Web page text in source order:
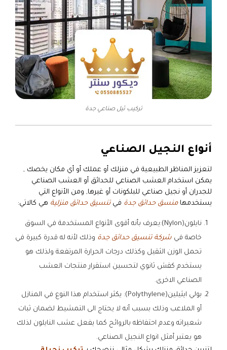
تركيب ثيل صناعي جدة
أنواع النجيل الصناعي
لتعزيز المناظر الطبيعية في منزلك أو عملك أو أي مكان يخصك ,
يمكن استخدام العشب الصناعي للحدائق أو العشب الصناعي
للجدران أو نجيل صناعي للبلكونات أو غيرها, ومن الأنواع التي
يستخدمهامنسق حدائق جدة في تنسيق حدائق منزلية هي كالاتي:
نايلون(Nylon):يعرف بأنه أقوى الأنواع المستخدمة في السوق
خاصة في شركة تنسيق حدائق جدة وذلك لأنه له قدرة كبيرة في
تحمل الوزن الثقيل وكذلك درجات الحرارة المرتفعة ولذلك هو
يستخدم كقش ثانوي لتحسين استقرار منتجات العشب
الصناعي الاخرى.
بولي ايثيلين(Polythylene): يكثر استخدام هذا النوع في المنازل
أو الملاعب وذلك بسبب أنه لا يحتاج الى التمشيط لضمان ثبات
شعيراته وعدم احتفاظه بالروائح كما يفعل عشب النايلون لذلك
هو يعتبر أمثل انواع النجيل الصناعي.